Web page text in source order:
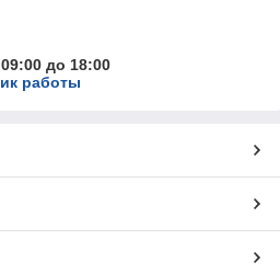
до 18:00
работы